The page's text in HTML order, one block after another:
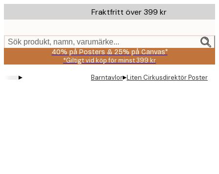
to
content.
Fraktfritt över 399 kr
Sök produkt, namn, varumärke...
40% på Posters & 25% på Canvas*
*Giltigt vid köp för minst 399 kr
▸ Barntavlor▸Liten Cirkusdirektör Poster